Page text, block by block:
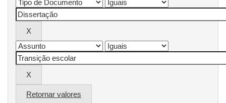
Retornar valores